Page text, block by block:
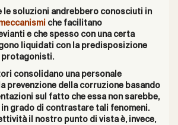
le soluzioni andrebbero conosciuti in
che facilitano
e che spesso con una certa
liquidati con la predisposizione
protagonisti.
consolidano una personale
prevenzione della corruzione basando
sul fatto che essa non sarebbe,
grado di contrastare tali fenomeni.
il nostro punto di vista è, invece,